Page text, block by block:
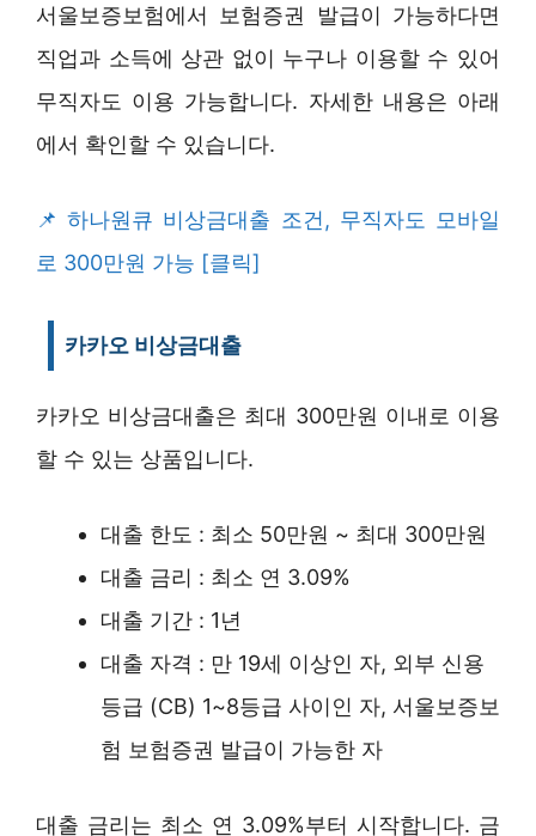
서울보증보험에서 보험증권 발급이 가능하다면
직업과 소득에 상관 없이 누구나 이용할 수 있어
무직자도 이용 가능합니다. 자세한 내용은 아래
에서 확인할 수 있습니다.
하나원큐 비상금대출 조건, 무직자도 모바일
로 300만원 가능 [클릭]
카카오 비상금대출
카카오 비상금대출은 최대 300만원 이내로 이용
할 수 있는 상품입니다.
대출 한도 : 최소 50만원 ~ 최대 300만원
대출 금리 : 최소 연 3.09%
대출 기간 : 1년
대출 자격 : 만 19세 이상인 자, 외부 신용
등급 (CB) 1~8등급 사이인 자, 서울보증보
험 보험증권 발급이 가능한 자
대출 금리는 최소 연 3.09%부터 시작합니다. 금